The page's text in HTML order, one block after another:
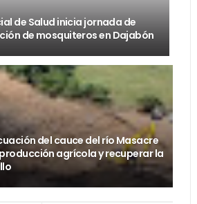
de Salud inicia jornada de
de mosquiteros en Dajabón
del cauce del río Masacre
agrícola y recuperar la